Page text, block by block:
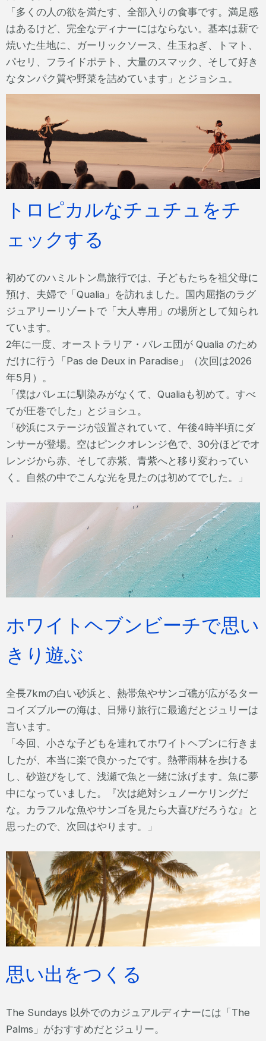
「多くの人の欲を満たす、全部入りの食事です。満足感
はあるけど、完全なディナーにはならない。基本は薪で
焼いた生地に、ガーリックソース、生玉ねぎ、トマト、
パセリ、フライドポテト、大量のスマック、そして好き
なタンパク質や野菜を詰めています」とジョシュ。
トロピカルなチュチュをチ
ェックする
初めてのハミルトン島旅行では、子どもたちを祖父母に
預け、夫婦で「Qualia」を訪れました。国内屈指のラグ
ジュアリーリゾートで「大人専用」の場所として知られ
ています。
2年に一度、オーストラリア・バレエ団が Qualia のため
だけに行う「Pas de Deux in Paradise」（次回は2026
年5月）。
「僕はバレエに馴染みがなくて、Qualiaも初めて。すべ
てが圧巻でした」とジョシュ。
「砂浜にステージが設置されていて、午後4時半頃にダ
ンサーが登場。空はピンクオレンジ色で、30分ほどでオ
レンジから赤、そして赤紫、青紫へと移り変わってい
く。自然の中でこんな光を見たのは初めてでした。」
ホワイトヘブンビーチで思い
きり遊ぶ
全長7kmの白い砂浜と、熱帯魚やサンゴ礁が広がるター
コイズブルーの海は、日帰り旅行に最適だとジュリーは
言います。
「今回、小さな子どもを連れてホワイトヘブンに行きま
したが、本当に楽で良かったです。熱帯雨林を歩ける
し、砂遊びをして、浅瀬で魚と一緒に泳げます。魚に夢
中になっていました。『次は絶対シュノーケリングだ
な。カラフルな魚やサンゴを見たら大喜びだろうな』と
思ったので、次回はやります。」
思い出をつくる
The Sundays 以外でのカジュアルディナーには「The
Palms」がおすすめだとジュリー。